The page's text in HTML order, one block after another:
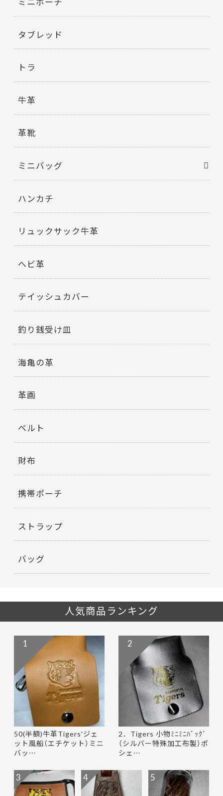
タブレッド
トラ
牛革
革靴
ミニバッグ
ハンカチ
リュックサック牛革
ヘビ革
テイッシュカバー
釣り銭受け皿
海亀の革
革画
ベルト
財布
携帯ポーチ
ストラップ
バッグ
人気商品ランキング
50(半額)牛革Tigers'ジェ
ット風船（エチケット）ミニ
バッ…
1
2．Tigers 小物ﾐﾆﾐﾆﾊﾞｯｸﾞ
（シルバー特殊加工布製）ポ
シェ…
2
3 4 5